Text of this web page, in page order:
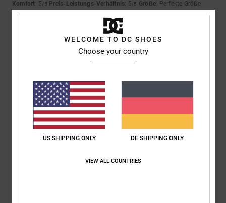
Komfort: 5/5 Preis-Leistungs-Verhältnis: 5/5 Größe: Perfekte Größe
Material: 5 Farbe: 5
5/5
9. Juli 2026
Ein sehr guter Preis
Original anzeigen - Castellano
Komfort: 4/5 Preis-Leistungs-Verhältnis
Material: 4 Farbe: 5
Ich empfehle dieses Produkt
WELCOME TO DC SHOES
Choose your country
US SHIPPING ONLY DE SHIPPING ONLY
VIEW ALL COUNTRIES